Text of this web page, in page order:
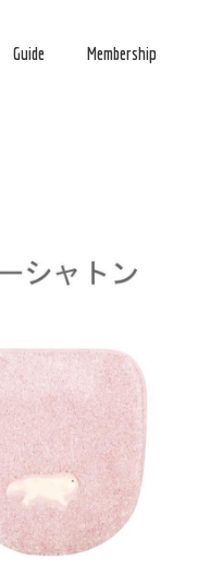
Guide Membership